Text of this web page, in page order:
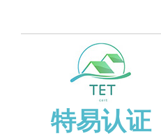
特易认证